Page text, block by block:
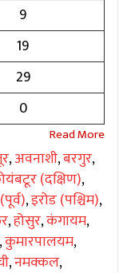
9
19
29
0
,अवनाशी,बरगुर,
(दक्षिण),
,इरोड (पश्चिम),
,होसुर,कंगायम,
,कुमारपालयम,
,नमक्कल,